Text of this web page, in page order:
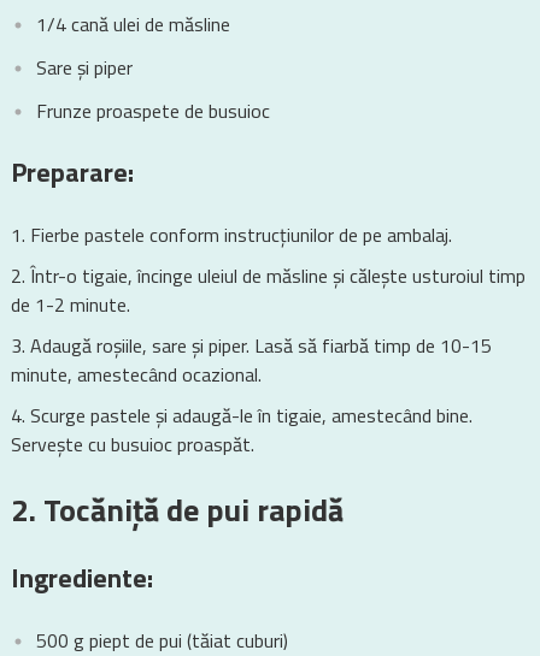
1/4 cană ulei de măsline
Sare și piper
Frunze proaspete de busuioc
Preparare:
Fierbe pastele conform instrucțiunilor de pe ambalaj.
Într-o tigaie, încinge uleiul de măsline și călește usturoiul timp
de 1-2 minute.
Adaugă roșiile, sare și piper. Lasă să fiarbă timp de 10-15
minute, amestecând ocazional.
Scurge pastele și adaugă-le în tigaie, amestecând bine.
Servește cu busuioc proaspăt.
2. Tocăniță de pui rapidă
Ingrediente:
500 g piept de pui (tăiat cuburi)